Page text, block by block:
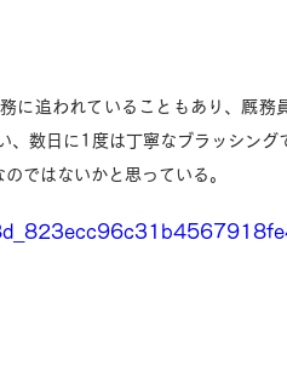
に追われていることもあり、厩務
、数日に1度は丁寧なブラッシング
ではないかと思っている。